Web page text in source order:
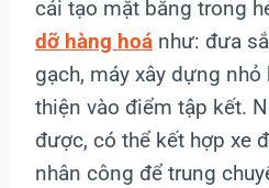
cải tạo mặt bằng trong
dỡ hàng hoá như: đưa
gạch, máy xây dựng
thiện vào điểm tập kết.
được, có thể kết hợp xe
nhân công để trung